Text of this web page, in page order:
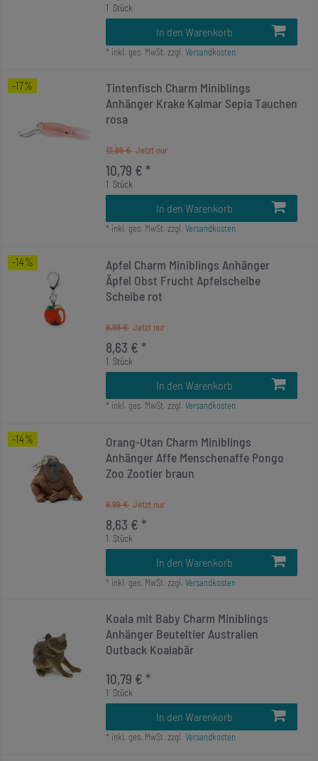
1 Stück
In den Warenkorb
* inkl. ges. MwSt. zzgl. Versandkosten
-17%
Tintenfisch Charm Miniblings
Anhänger Krake Kalmar Sepia Tauchen
rosa
12,99 €
10,79 € *
1 Stück
In den Warenkorb
* inkl. ges. MwSt. zzgl. Versandkosten
-14%
Apfel Charm Miniblings Anhänger
Äpfel Obst Frucht Apfelscheibe
Scheibe rot
9,99 €
8,63 € *
1 Stück
In den Warenkorb
* inkl. ges. MwSt. zzgl. Versandkosten
-14%
Orang-Utan Charm Miniblings
Anhänger Affe Menschenaffe Pongo
Zoo Zootier braun
9,99 €
8,63 € *
1 Stück
In den Warenkorb
* inkl. ges. MwSt. zzgl. Versandkosten
Koala mit Baby Charm Miniblings
Anhänger Beuteltier Australien
Outback Koalabär
10,79 € *
1 Stück
In den Warenkorb
* inkl. ges. MwSt. zzgl. Versandkosten